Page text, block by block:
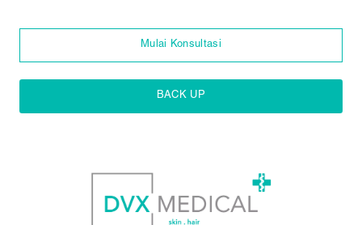
Mulai Konsultasi
BACK UP